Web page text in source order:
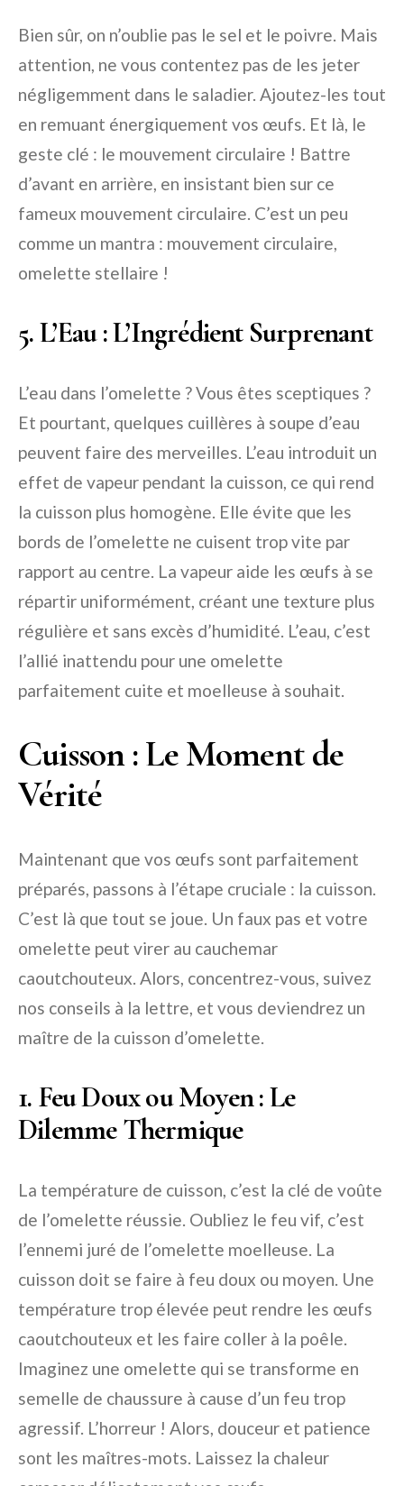
Bien sûr, on n’oublie pas le sel et le poivre. Mais
attention, ne vous contentez pas de les jeter
négligemment dans le saladier. Ajoutez-les tout
en remuant énergiquement vos œufs. Et là, le
geste clé : le mouvement circulaire ! Battre
d’avant en arrière, en insistant bien sur ce
fameux mouvement circulaire. C’est un peu
comme un mantra : mouvement circulaire,
omelette stellaire !
5. L’Eau : L’Ingrédient Surprenant
L’eau dans l’omelette ? Vous êtes sceptiques ?
Et pourtant, quelques cuillères à soupe d’eau
peuvent faire des merveilles. L’eau introduit un
effet de vapeur pendant la cuisson, ce qui rend
la cuisson plus homogène. Elle évite que les
bords de l’omelette ne cuisent trop vite par
rapport au centre. La vapeur aide les œufs à se
répartir uniformément, créant une texture plus
régulière et sans excès d’humidité. L’eau, c’est
l’allié inattendu pour une omelette
parfaitement cuite et moelleuse à souhait.
Cuisson : Le Moment de
Vérité
Maintenant que vos œufs sont parfaitement
préparés, passons à l’étape cruciale : la cuisson.
C’est là que tout se joue. Un faux pas et votre
omelette peut virer au cauchemar
caoutchouteux. Alors, concentrez-vous, suivez
nos conseils à la lettre, et vous deviendrez un
maître de la cuisson d’omelette.
1. Feu Doux ou Moyen : Le
Dilemme Thermique
La température de cuisson, c’est la clé de voûte
de l’omelette réussie. Oubliez le feu vif, c’est
l’ennemi juré de l’omelette moelleuse. La
cuisson doit se faire à feu doux ou moyen. Une
température trop élevée peut rendre les œufs
caoutchouteux et les faire coller à la poêle.
Imaginez une omelette qui se transforme en
semelle de chaussure à cause d’un feu trop
agressif. L’horreur ! Alors, douceur et patience
sont les maîtres-mots. Laissez la chaleur